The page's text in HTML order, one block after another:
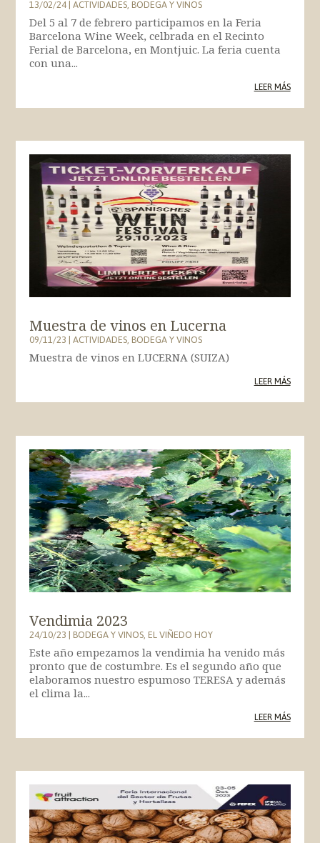
13/02/24|ACTIVIDADES,BODEGA Y VINOS
Del 5 al 7 de febrero participamos en la Feria
Barcelona Wine Week, celbrada en el Recinto
Ferial de Barcelona, en Montjuic. La feria cuenta
con una...
LEER MÁS
Muestra de vinos en Lucerna
09/11/23|ACTIVIDADES,BODEGA Y VINOS
Muestra de vinos en LUCERNA (SUIZA)
LEER MÁS
Vendimia 2023
24/10/23|BODEGA Y VINOS,EL VIÑEDO HOY
Este año empezamos la vendimia ha venido más
pronto que de costumbre. Es el segundo año que
elaboramos nuestro espumoso TERESA y además
el clima la...
LEER MÁS